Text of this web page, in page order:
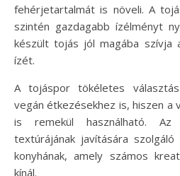
fehérjetartalmát is növeli. A
szintén gazdagabb ízélményt
készült tojás jól magába szívja
ízét.
A tojáspor tökéletes
vegán étkezésekhez is, hiszen a
is remekül használható.
textúrájának javítására
konyhának, amely számos
kínál.